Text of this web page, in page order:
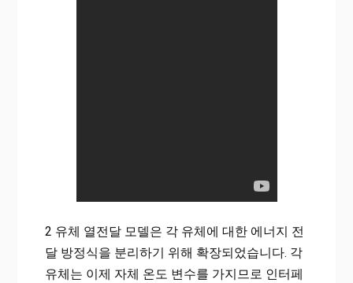
2 유체 열전달 모델은 각 유체에 대한 에너지 전
달 방정식을 분리하기 위해 확장되었습니다. 각
유체는 이제 자체 온도 변수를 가지므로 인터페